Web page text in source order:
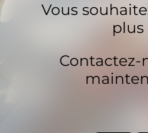
Vous
plus
Contactez-